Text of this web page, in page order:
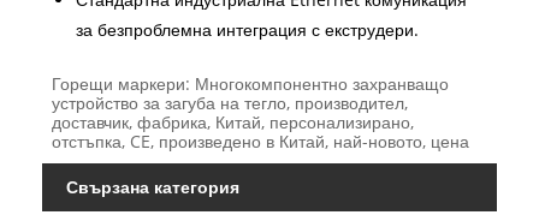
за безпроблемна интеграция с екструдери.
Горещи маркери: Многокомпонентно захранващо
устройство за загуба на тегло, производител,
доставчик, фабрика, Китай, персонализирано,
отстъпка, CE, произведено в Китай, най-новото, цена
Свързана категория